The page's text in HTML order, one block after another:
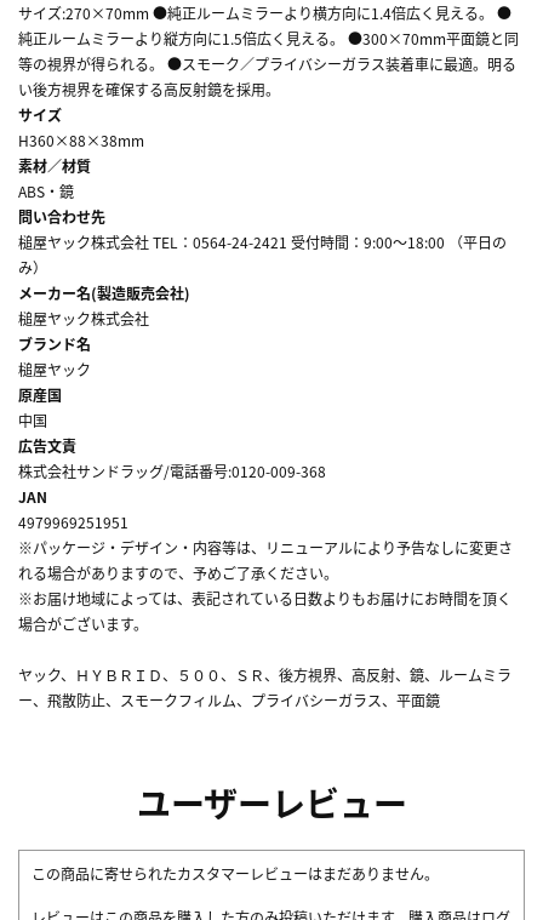
サイズ:270×70mm ●純正ルームミラーより横方向に1.4倍広く見える。 ●
純正ルームミラーより縦方向に1.5倍広く見える。 ●300×70mm平面鏡と同
等の視界が得られる。 ●スモーク／プライバシーガラス装着車に最適。明る
い後方視界を確保する高反射鏡を採用。
サイズ
H360×88×38mm
素材／材質
ABS・鏡
問い合わせ先
槌屋ヤック株式会社 TEL：0564-24-2421 受付時間：9:00～18:00 （平日の
み）
メーカー名(製造販売会社)
槌屋ヤック株式会社
ブランド名
槌屋ヤック
原産国
中国
広告文責
株式会社サンドラッグ/電話番号:0120-009-368
JAN
4979969251951
※パッケージ・デザイン・内容等は、リニューアルにより予告なしに変更さ
れる場合がありますので、予めご了承ください。
※お届け地域によっては、表記されている日数よりもお届けにお時間を頂く
場合がございます。
ヤック、ＨＹＢＲＩＤ、５００、ＳＲ、後方視界、高反射、鏡、ルームミラ
ー、飛散防止、スモークフィルム、プライバシーガラス、平面鏡
ユーザーレビュー
この商品に寄せられたカスタマーレビューはまだありません。